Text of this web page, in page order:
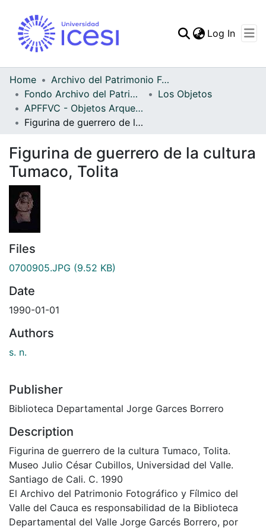
Statistics
Log In
Home
Archivo del Patrimonio Fotográfico y Fílmico del Valle del Cauca
Fondo Archivo del Patrimonio Fotográfico y Fílmico del Valle del Cauca
Los Objetos
APFFVC - Objetos Arqueológico - Patrimonial
Figurina de guerrero de la cultura Tumaco, Tolita
Figurina de guerrero de la cultura
Tumaco, Tolita
Files
0700905.JPG (9.52 KB)
Date
1990-01-01
Authors
s. n.
Publisher
Biblioteca Departamental Jorge Garces Borrero
Description
Figurina de guerrero de la cultura Tumaco, Tolita.
Museo Julio César Cubillos, Universidad del Valle.
Santiago de Cali. C. 1990
El Archivo del Patrimonio Fotográfico y Fílmico del
Valle del Cauca es responsabilidad de la Biblioteca
Departamental del Valle Jorge Garcés Borrero, por